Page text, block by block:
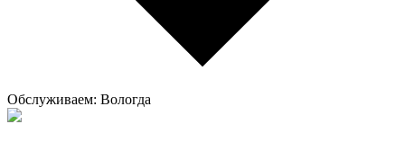
Обслуживаем: Вологда